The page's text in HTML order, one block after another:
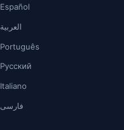
Español
العربية
Português
Русский
Italiano
فارسی